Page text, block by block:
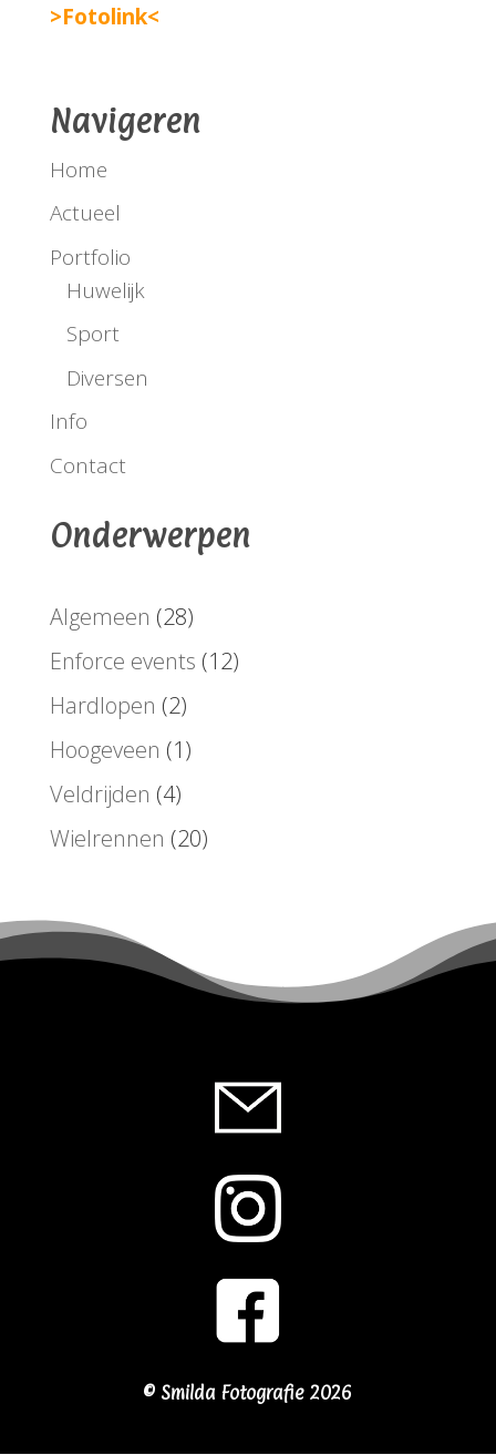
>Fotolink<
Navigeren
Home
Actueel
Portfolio
Huwelijk
Sport
Diversen
Info
Contact
Onderwerpen
Algemeen (28)
Enforce events (12)
Hardlopen (2)
Hoogeveen (1)
Veldrijden (4)
Wielrennen (20)
© Smilda Fotografie 2026